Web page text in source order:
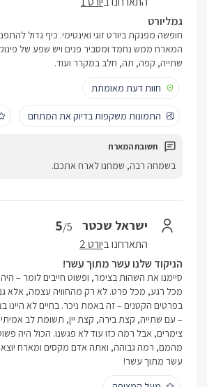
גמליורט
חופשה מפנקת ביורט זוגי ואינטימי. כיף גדול
המארח ממש נחמד ומסביר פנים ויש שפע של
שתייה, קפה, תה, חלב במקרר ועוד.
חוות דעת מאומתת
התמונות משקפות בדיוק את המתחם
בשמחה רבה, שמחנו לארח אתכם.
ישראל שכטר 5/5
התארחנו ביורט 2
הניקוד שלנו עשר מתוך עשר!
סיימנו את השהות בצימר, ופשוט חייבים לומר –
מכל רגע, מכל פרט. לא רק מהחוויה עצמה, אלא
בפרטים הקטנים – זה באמת ניכר. בחיים לא היינו
– עם שתייה, קצת בירה, קצת יין, תשומת לב
צימרים, אבל רמה כזו עוד לא פגשנו. הכול היה
מהמם, רמה גבוהה, ואתה אדם מקסים ומארח יוצא
עשר מתוך עשר!